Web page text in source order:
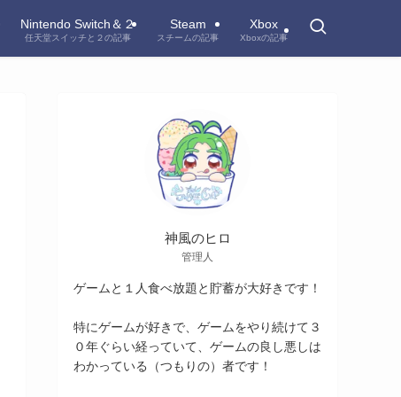
Nintendo Switch＆２
任天堂スイッチと２の記事
Steam
スチームの記事
Xbox
Xboxの記事
神風のヒロ
管理人
ゲームと１人食べ放題と貯蓄が大好きです！
特にゲームが好きで、ゲームをやり続けて３
０年ぐらい経っていて、ゲームの良し悪しは
わかっている（つもりの）者です！